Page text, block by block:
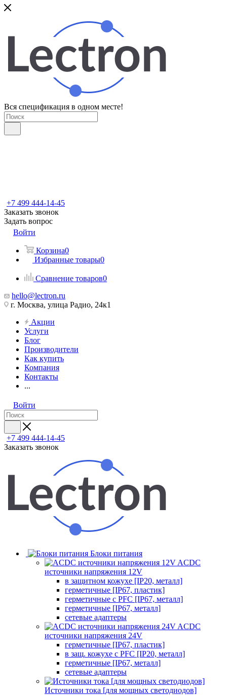
Вся спецификация в одном месте!
+7 499 444-14-45
Заказать звонок
Задать вопрос
Войти
Корзина0
Избранные товары0
Сравнение товаров0
hello@lectron.ru
г. Москва, улица Радио, 24к1
Акции
Услуги
Блог
Производители
Как купить
Компания
Контакты
...
Войти
+7 499 444-14-45
Заказать звонок
Блоки питания
ACDC
источники напряжения 12V
в защитном кожухе [IP20, металл]
герметичные [IP67, пластик]
герметичные с PFC [IP67, металл]
герметичные [IP67, металл]
сетевые адаптеры
ACDC
источники напряжения 24V
герметичные [IP67, пластик]
в защ. кожухе с PFC [IP20, металл]
герметичные [IP67, металл]
сетевые адаптеры
Источники тока [для мощных светодиодов]